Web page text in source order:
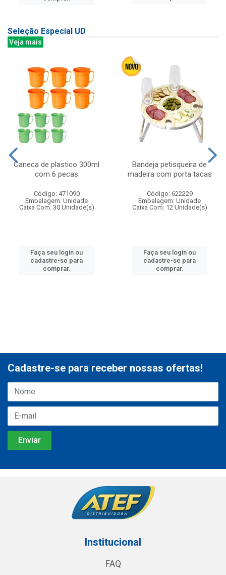
Seleção Especial UD
Veja mais
Caneca de plastico 300ml
com 6 pecas
Código: 471090
Embalagem: Unidade
Caixa Com: 30 Unidade(s)
Faça seu login ou
cadastre-se para
comprar.
Bandeja petisqueira de
madeira com porta tacas
Código: 622229
Embalagem: Unidade
Caixa Com: 12 Unidade(s)
Faça seu login ou
cadastre-se para
comprar.
Cadastre-se para receber nossas ofertas!
Institucional
FAQ